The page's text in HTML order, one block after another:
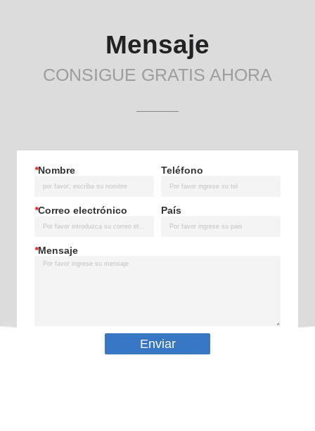
Mensaje
CONSIGUE GRATIS AHORA
*Nombre Teléfono
*Correo electrónico País
*Mensaje
Enviar